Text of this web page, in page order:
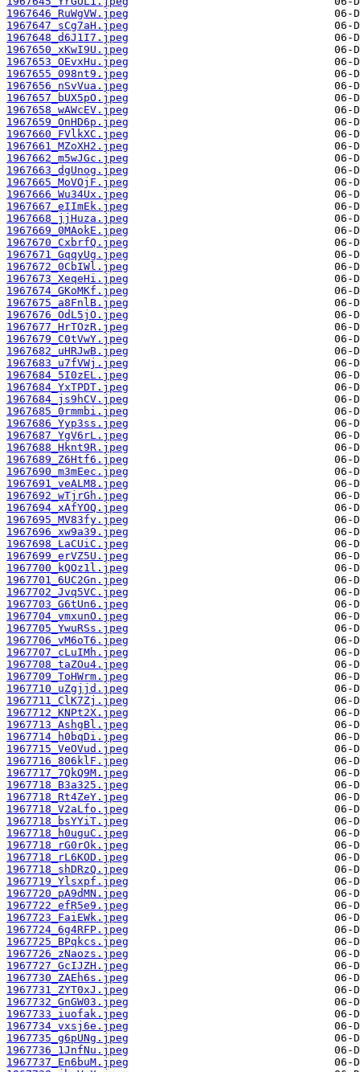
1967646_RuWgVW.jpeg
1967647_sCg7aH.jpeg
1967648_d6J1I7.jpeg
1967650_xKwI9U.jpeg
1967653_OEvxHu.jpeg
1967655_098nt9.jpeg
1967656_nSvVua.jpeg
1967657_bUX5pO.jpeg
1967658_wAWcEV.jpeg
1967659_OnHD6p.jpeg
1967660_FVlkXC.jpeg
1967661_MZoXH2.jpeg
1967662_m5wJGc.jpeg
1967663_dgUnog.jpeg
1967665_MoVOjF.jpeg
1967666_Wu34Ux.jpeg
1967667_eIImEk.jpeg
1967668_jjHuza.jpeg
1967669_0MAokE.jpeg
1967670_CxbrfQ.jpeg
1967671_GqqyUg.jpeg
1967672_0CbIWl.jpeg
1967673_XeqeHi.jpeg
1967674_GKoMKf.jpeg
1967675_a8FnlB.jpeg
1967676_OdL5jO.jpeg
1967677_HrTOzR.jpeg
1967679_C0tVwY.jpeg
1967682_uHRJwB.jpeg
1967683_u7fVWj.jpeg
1967684_5I0zEL.jpeg
1967684_YxTPDT.jpeg
1967684_js9hCV.jpeg
1967685_0rmmbi.jpeg
1967686_Yyp3ss.jpeg
1967687_YgV6rL.jpeg
1967688_Hknt9R.jpeg
1967689_Z6Htf6.jpeg
1967690_m3mEec.jpeg
1967691_veALM8.jpeg
1967692_wTjrGh.jpeg
1967694_xAfYOQ.jpeg
1967695_MV83fy.jpeg
1967696_xw9a39.jpeg
1967698_LaCUiC.jpeg
1967699_erVZ5U.jpeg
1967700_kQOz1l.jpeg
1967701_6UC2Gn.jpeg
1967702_Jvq5VC.jpeg
1967703_G6tUn6.jpeg
1967704_vmxunO.jpeg
1967705_YwuRSs.jpeg
1967706_vM6oT6.jpeg
1967707_cLuIMh.jpeg
1967708_taZOu4.jpeg
1967709_ToHWrm.jpeg
1967710_uZgjjd.jpeg
1967711_ClK7Zj.jpeg
1967712_KNPt2X.jpeg
1967713_AshgBl.jpeg
1967714_h0bqDi.jpeg
1967715_VeOVud.jpeg
1967716_806klF.jpeg
1967717_7QkQ9M.jpeg
1967718_B3a325.jpeg
1967718_Rt4ZeY.jpeg
1967718_V2aLfo.jpeg
1967718_bsYYiT.jpeg
1967718_h0uguC.jpeg
1967718_rG0rOk.jpeg
1967718_rL6KOD.jpeg
1967718_shDRzQ.jpeg
1967719_Ylsxpf.jpeg
1967720_pA9dMN.jpeg
1967722_efR5e9.jpeg
1967723_FaiEWk.jpeg
1967724_6g4RFP.jpeg
1967725_BPqkcs.jpeg
1967726_zNaozs.jpeg
1967727_GcIJZH.jpeg
1967730_ZAEh6s.jpeg
1967731_ZYT0xJ.jpeg
1967732_GnGW03.jpeg
1967733_iuofak.jpeg
1967734_vxsj6e.jpeg
1967735_g6pUNg.jpeg
1967736_1JnfNu.jpeg
1967737_En6buM.jpeg